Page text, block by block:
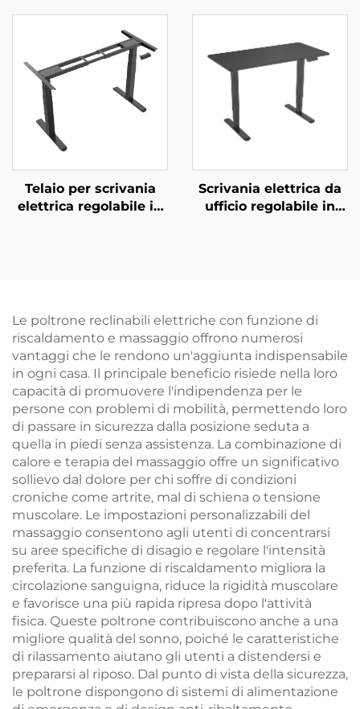
Controllo a Memoria |
V-MOUNTS JSD2-01-1P
Piano Esteso e
Intelligente – V-
MOUNTS JSD2-01-L1
Telaio per scrivania
elettrica regolabile in
Scrivania elettrica da
ufficio regolabile in
Le poltrone reclinabili elettriche con funzione di
riscaldamento e massaggio offrono numerosi
vantaggi che le rendono un'aggiunta indispensabile
in ogni casa. Il principale beneficio risiede nella loro
capacità di promuovere l'indipendenza per le
persone con problemi di mobilità, permettendo loro
di passare in sicurezza dalla posizione seduta a
quella in piedi senza assistenza. La combinazione di
calore e terapia del massaggio offre un significativo
sollievo dal dolore per chi soffre di condizioni
croniche come artrite, mal di schiena o tensione
muscolare. Le impostazioni personalizzabili del
massaggio consentono agli utenti di concentrarsi
su aree specifiche di disagio e regolare l'intensità
preferita. La funzione di riscaldamento migliora la
circolazione sanguigna, riduce la rigidità muscolare
e favorisce una più rapida ripresa dopo l'attività
fisica. Queste poltrone contribuiscono anche a una
migliore qualità del sonno, poiché le caratteristiche
di rilassamento aiutano gli utenti a distendersi e
prepararsi al riposo. Dal punto di vista della sicurezza,
le poltrone dispongono di sistemi di alimentazione